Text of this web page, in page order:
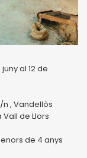
al 12 de
, Vandellòs
Vall de Llors
de 4 anys